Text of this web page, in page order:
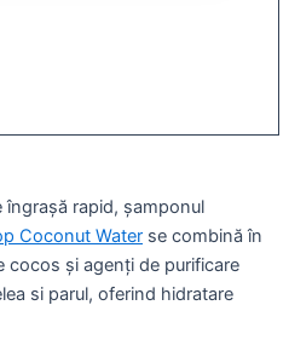
îngrașă rapid, șamponul
Coconut Water se combină în
cocos și agenți de purificare
si parul, oferind hidratare